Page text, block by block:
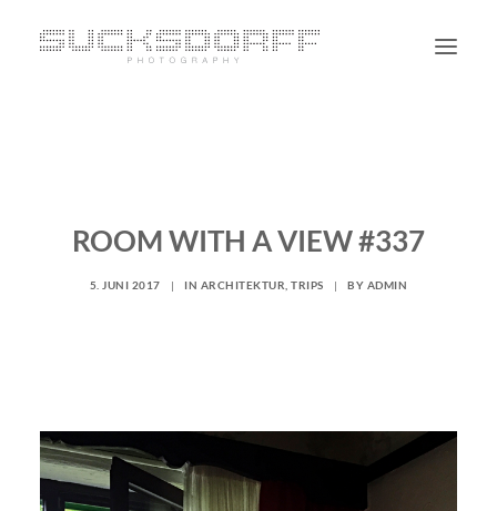
BLOG
CONTACT
ROOM WITH A VIEW #337
5. JUNI 2017 | IN ARCHITEKTUR ,TRIPS | BY ADMIN